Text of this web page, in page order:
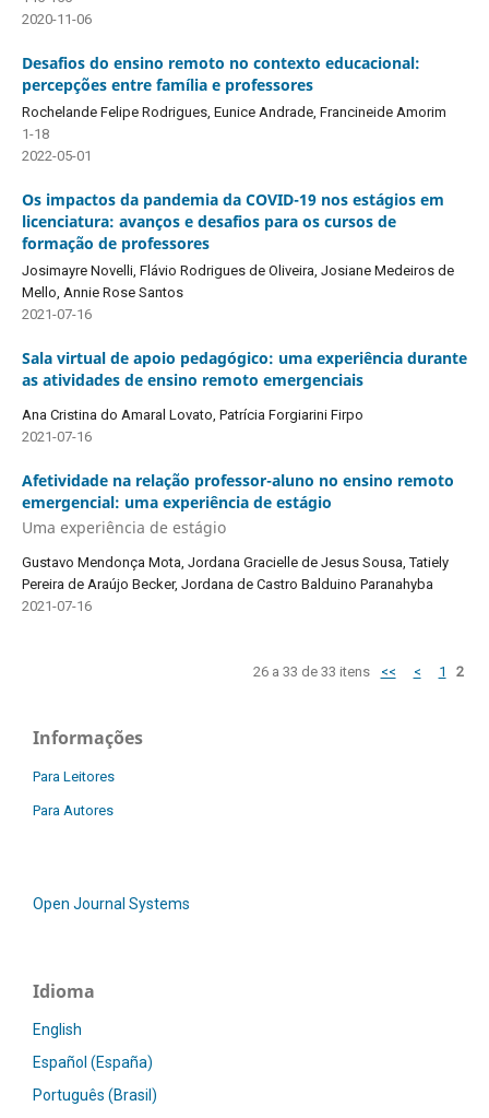
2020-11-06
Desafios do ensino remoto no contexto educacional:
percepções entre família e professores
Rochelande Felipe Rodrigues, Eunice Andrade, Francineide Amorim
1-18
2022-05-01
Os impactos da pandemia da COVID-19 nos estágios em
licenciatura: avanços e desafios para os cursos de
formação de professores
Josimayre Novelli, Flávio Rodrigues de Oliveira, Josiane Medeiros de
Mello, Annie Rose Santos
2021-07-16
Sala virtual de apoio pedagógico: uma experiência durante
as atividades de ensino remoto emergenciais
Ana Cristina do Amaral Lovato, Patrícia Forgiarini Firpo
2021-07-16
Afetividade na relação professor-aluno no ensino remoto
emergencial: uma experiência de estágio
Uma experiência de estágio
Gustavo Mendonça Mota, Jordana Gracielle de Jesus Sousa, Tatiely
Pereira de Araújo Becker, Jordana de Castro Balduino Paranahyba
2021-07-16
26 a 33 de 33 itens << < 1 2
Informações
Para Leitores
Para Autores
Open Journal Systems
Idioma
English
Español (España)
Português (Brasil)